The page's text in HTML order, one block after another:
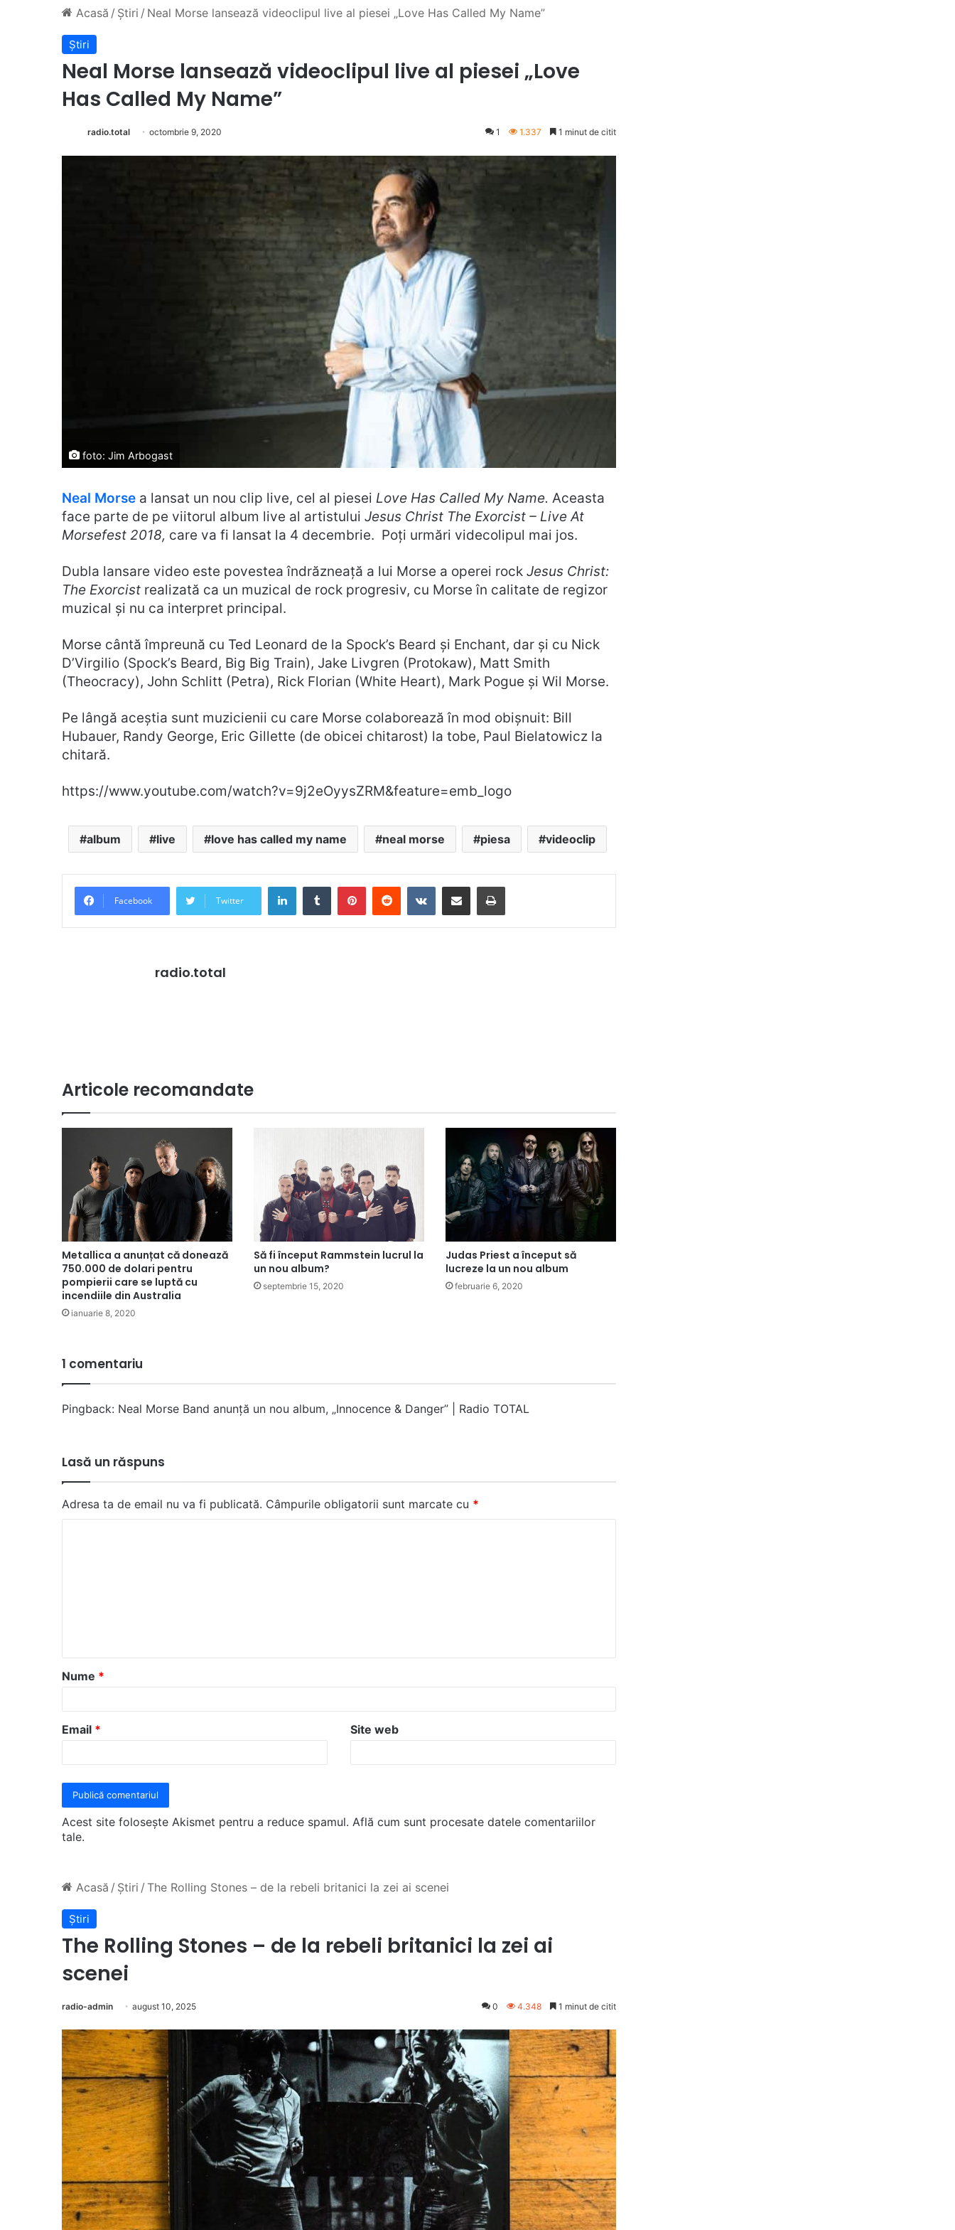
Acasă / Știri / Neal Morse lansează videoclipul live al piesei „Love Has Called My Name”
Știri
Neal Morse lansează videoclipul live al piesei „Love
Has Called My Name”
radio.total octombrie 9, 2020 1 1.337 1 minut de citit
foto: Jim Arbogast
Neal Morse a lansat un nou clip live, cel al piesei Love Has Called My Name. Aceasta
face parte de pe viitorul album live al artistului Jesus Christ The Exorcist – Live At
Morsefest 2018, care va fi lansat la 4 decembrie. Poți urmări videcolipul mai jos.
Dubla lansare video este povestea îndrăzneață a lui Morse a operei rock Jesus Christ:
The Exorcist realizată ca un muzical de rock progresiv, cu Morse în calitate de regizor
muzical și nu ca interpret principal.
Morse cântă împreună cu Ted Leonard de la Spock’s Beard și Enchant, dar și cu Nick
D’Virgilio (Spock’s Beard, Big Big Train), Jake Livgren (Protokaw), Matt Smith
(Theocracy), John Schlitt (Petra), Rick Florian (White Heart), Mark Pogue și Wil Morse.
Pe lângă aceștia sunt muzicienii cu care Morse colaborează în mod obișnuit: Bill
Hubauer, Randy George, Eric Gillette (de obicei chitarost) la tobe, Paul Bielatowicz la
chitară.
https://www.youtube.com/watch?v=9j2eOyysZRM&feature=emb_logo
album live love has called my name neal morse piesa videoclip
Facebook Twitter
LinkedInTumblrPinterestRedditVKontakte
Distribuie prin mail Tipărește
radio.total
Articole recomandate
Metallica a anunțat că donează
750.000 de dolari pentru
pompierii care se luptă cu
incendiile din Australia
ianuarie 8, 2020
Să fi început Rammstein lucrul la
un nou album?
septembrie 15, 2020
Judas Priest a început să
lucreze la un nou album
februarie 6, 2020
1 comentariu
Pingback: Neal Morse Band anunță un nou album, „Innocence & Danger” | Radio TOTAL
Lasă un răspuns
Adresa ta de email nu va fi publicată. Câmpurile obligatorii sunt marcate cu *
a
r
u
*
Nume *
Email * Site web
Acest site folosește Akismet pentru a reduce spamul. Află cum sunt procesate datele comentariilor
tale.